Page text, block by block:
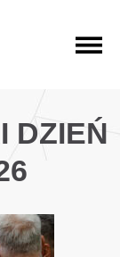
DZIEŃ